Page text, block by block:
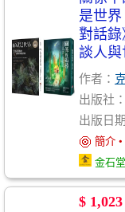
是世
對話
談人與
作者：
出版社：
出版日
簡介
金石堂
$ 1,023